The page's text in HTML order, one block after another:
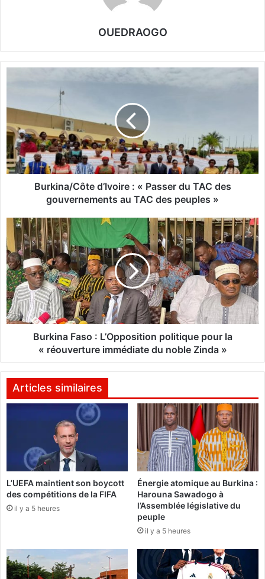
OUEDRAOGO
k
i
n
a
/
C
I
v
o
i
r
e
:
s
C
d
e
s
v
e
Burkina/Côte d’Ivoire : « Passer du TAC des
gouvernements au TAC des peuples »
u
r
k
i
n
a
F
a
:
’
i
t
i
o
l
Burkina Faso : L’Opposition politique pour la
« réouverture immédiate du noble Zinda »
Articles similaires
L’UEFA maintient son boycott
des compétitions de la FIFA
il y a 5 heures
Énergie atomique au Burkina :
Harouna Sawadogo à
l’Assemblée législative du
peuple
il y a 5 heures